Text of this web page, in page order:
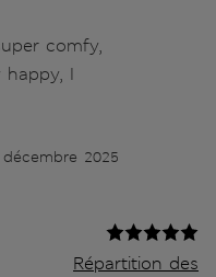
comfy,
happy, I
décembre 2025
Répartition des